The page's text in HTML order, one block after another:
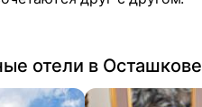
отели в Осташкове